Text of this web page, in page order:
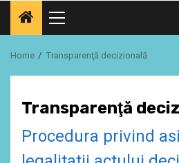
Primary
Menu
Home Transparenţă decizională
Transparenţă
Procedura privind